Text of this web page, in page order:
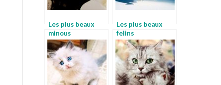
Les plus beaux
minous
Les plus beaux
felins